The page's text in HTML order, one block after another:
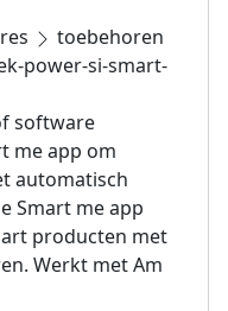
toebehoren
power-si-smart-
software
me app om
automatisch
Smart me app
producten met
Werkt met Am